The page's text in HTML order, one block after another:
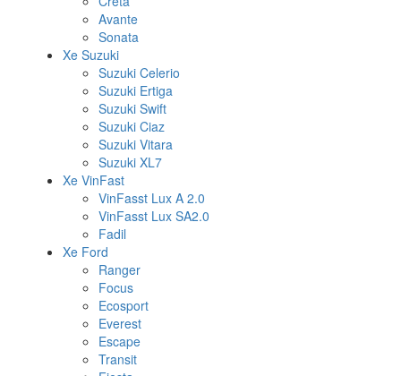
Avante
Sonata
Xe Suzuki
Suzuki Celerio
Suzuki Ertiga
Suzuki Swift
Suzuki Ciaz
Suzuki Vitara
Suzuki XL7
Xe VinFast
VinFasst Lux A 2.0
VinFasst Lux SA2.0
Fadil
Xe Ford
Ranger
Focus
Ecosport
Everest
Escape
Transit